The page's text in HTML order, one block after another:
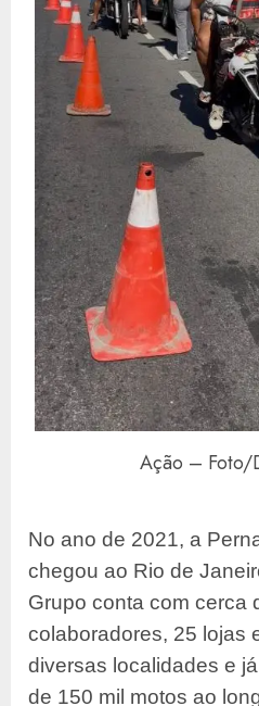
Ação – Foto/
No ano de 2021, a
chegou ao Rio de
Grupo conta com cerca
colaboradores, 25 lojas
diversas localidades e
de 150 mil motos ao